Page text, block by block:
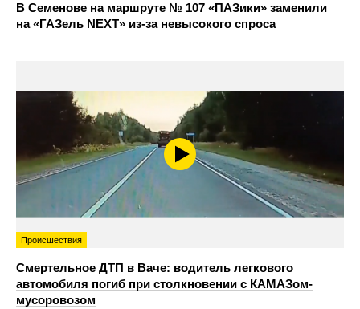
В Семенове на маршруте № 107 «ПАЗики» заменили
на «ГАЗель NEXT» из‑за невысокого спроса
Происшествия
Смертельное ДТП в Ваче: водитель легкового
автомобиля погиб при столкновении с КАМАЗом-
мусоровозом